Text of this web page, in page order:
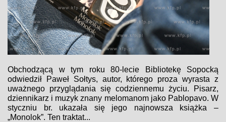
Obchodzącą w tym roku 80-lecie Bibliotekę Sopocką
odwiedził Paweł Sołtys, autor, którego proza wyrasta z
uważnego przyglądania się codziennemu życiu. Pisarz,
dziennikarz i muzyk znany melomanom jako Pablopavo. W
styczniu br. ukazała się jego najnowsza książka –
„Monolok”. Ten traktat...